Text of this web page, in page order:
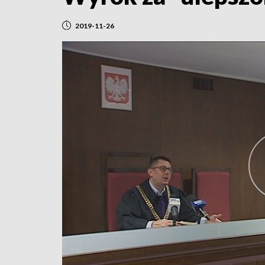
2019-11-26